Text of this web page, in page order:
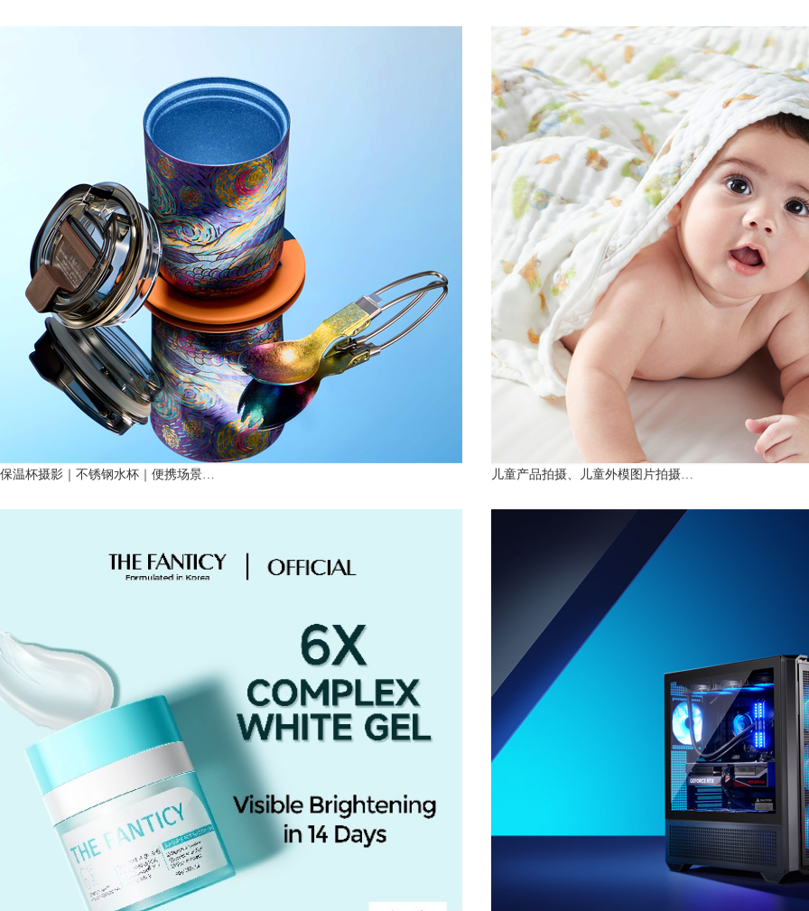
保温杯摄影｜不锈钢水杯｜便携场景… 儿童产品拍摄、儿童外模图片拍摄…